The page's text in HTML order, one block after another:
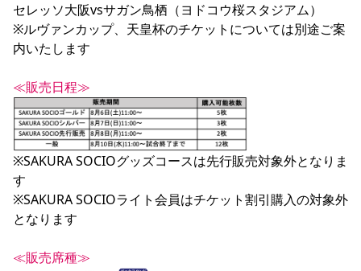
セレッソ大阪vsサガン鳥栖（ヨドコウ桜スタジアム）
※ルヴァンカップ、天皇杯のチケットについては別途ご案
内いたします
≪販売日程≫
※SAKURA SOCIOグッズコースは先行販売対象外となりま
す
※SAKURA SOCIOライト会員はチケット割引購入の対象外
となります
≪販売席種≫